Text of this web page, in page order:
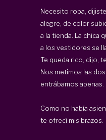
Necesito ropa,
alegre, de color
a la tienda. La chica
a los vestidores se
Te queda rico, dijo,
Nos metimos las dos
entrábamos apenas.
Como no había
te ofrecí mis brazos.